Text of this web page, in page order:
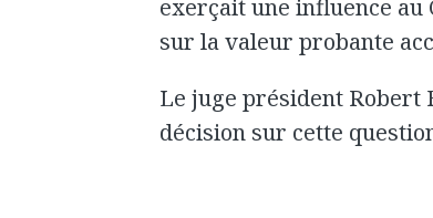
exerçait une influence au
sur la valeur probante
Le juge président Robert
décision sur cette